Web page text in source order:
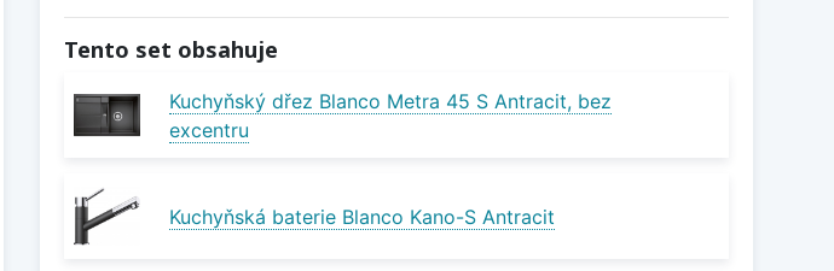
Tento set obsahuje
Kuchyňský dřez Blanco Metra 45 S Antracit, bez
excentru
Kuchyňská baterie Blanco Kano-S Antracit